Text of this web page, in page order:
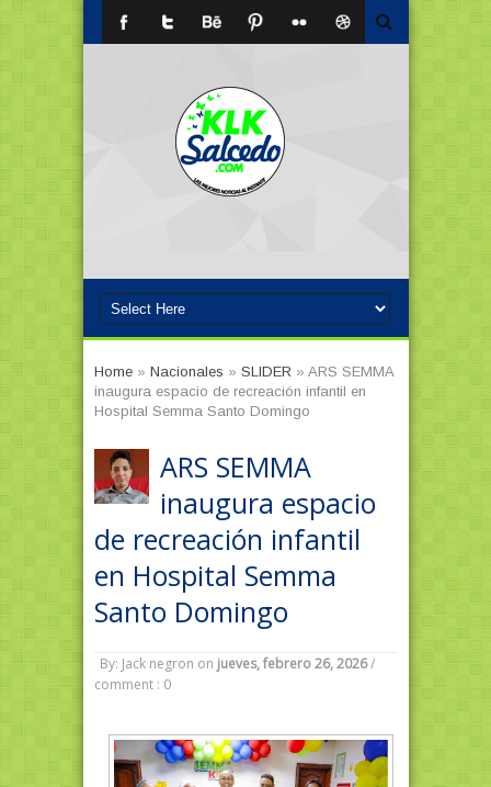
Home» Nacionales » SLIDER » ARS SEMMA
inaugura espacio de recreación infantil en
Hospital Semma Santo Domingo
ARS SEMMA
inaugura espacio
de recreación infantil
en Hospital Semma
Santo Domingo
By: Jack negron on jueves, febrero 26, 2026 /
comment : 0